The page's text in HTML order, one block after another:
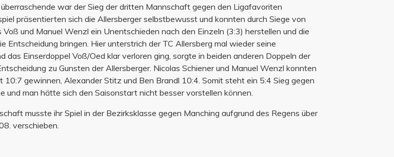
war der Sieg der dritten Mannschaft gegen den Ligafavoriten
präsentierten sich die Allersberger selbstbewusst und konnten durch Siege von
und Manuel Wenzl ein Unentschieden nach den Einzeln (3:3) herstellen und die
Entscheidung bringen. Hier unterstrich der TC Allersberg mal wieder seine
das Einserdoppel Voß/Oed klar verloren ging, sorgte in beiden anderen Doppeln der
zu Gunsten der Allersberger. Nicolas Schiener und Manuel Wenzl konnten
10:7 gewinnen, Alexander Stitz und Ben Brandl 10:4. Somit steht ein 5:4 Sieg gegen
und man hätte sich den Saisonstart nicht besser vorstellen können.
musste ihr Spiel in der Bezirksklasse gegen Manching aufgrund des Regens über
verschieben.